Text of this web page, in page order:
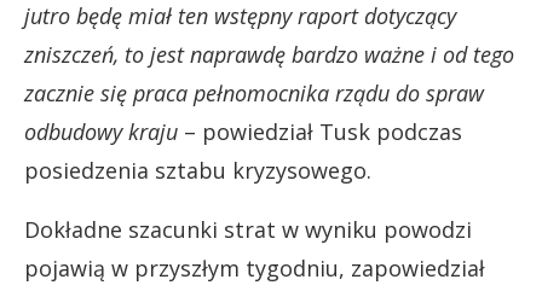
jutro będę miał ten wstępny raport dotyczący
zniszczeń, to jest naprawdę bardzo ważne i od tego
zacznie się praca pełnomocnika rządu do spraw
odbudowy kraju – powiedział Tusk podczas
posiedzenia sztabu kryzysowego.
Dokładne szacunki strat w wyniku powodzi
pojawią w przyszłym tygodniu, zapowiedział